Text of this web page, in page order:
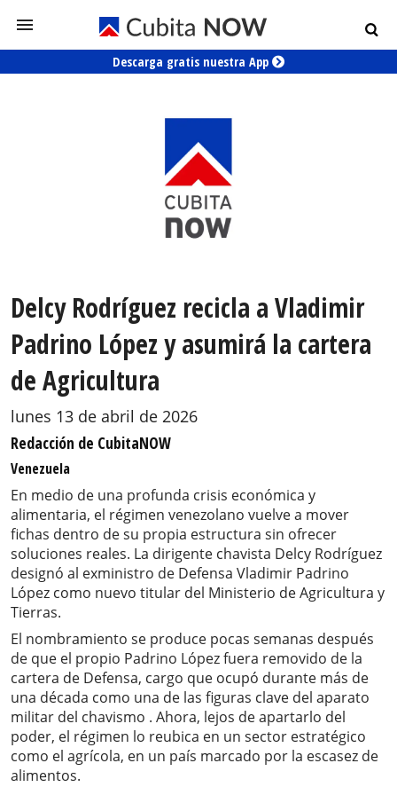
Descarga gratis nuestra App
Delcy Rodríguez recicla a Vladimir
Padrino López y asumirá la cartera
de Agricultura
lunes 13 de abril de 2026
Redacción de CubitaNOW
Venezuela
En medio de una profunda crisis económica y
alimentaria, el régimen venezolano vuelve a mover
fichas dentro de su propia estructura sin ofrecer
soluciones reales. La dirigente chavista Delcy Rodríguez
designó al exministro de Defensa Vladimir Padrino
López como nuevo titular del Ministerio de Agricultura y
Tierras.
El nombramiento se produce pocas semanas después
de que el propio Padrino López fuera removido de la
cartera de Defensa, cargo que ocupó durante más de
una década como una de las figuras clave del aparato
militar del chavismo . Ahora, lejos de apartarlo del
poder, el régimen lo reubica en un sector estratégico
como el agrícola, en un país marcado por la escasez de
alimentos.